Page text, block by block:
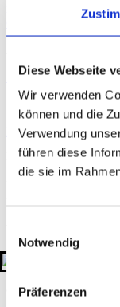
Diese Webseite
Wir verwenden
können und die
Verwendung
führen diese
die sie im
Notwendig
Präferenzen
Hamburg
Nidderau
Zertifizierungen
Rechtliches
Impressum
Kontakt
Sahlkamp 149
30179 Hannover
© 2026 GTU. Alle